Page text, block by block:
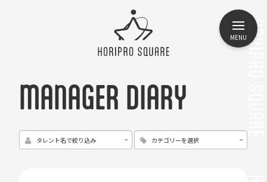
MENU
MANAGER DIARY